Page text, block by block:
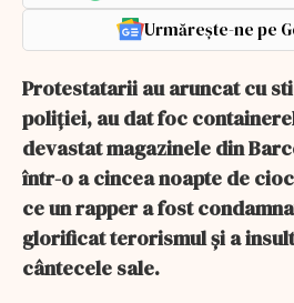
Urmărește-ne pe
Protestatarii au aruncat cu
poliției, au dat foc
devastat magazinele din
într-o a cincea noapte de
ce un rapper a fost
glorificat terorismul și a
cântecele sale.